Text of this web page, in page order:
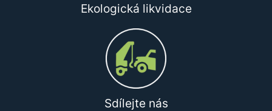
Ekologická likvidace
Sdílejte nás